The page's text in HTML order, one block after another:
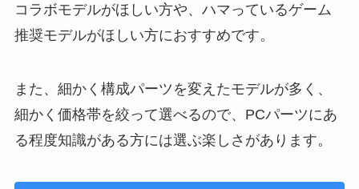
コラボモデルがほしい方や、ハマっているゲーム
推奨モデルがほしい方におすすめです。
また、細かく構成パーツを変えたモデルが多く、
細かく価格帯を絞って選べるので、PCパーツにあ
る程度知識がある方には選ぶ楽しさがあります。